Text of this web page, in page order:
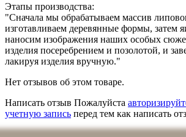
Этапы производства:
"Сначала мы обрабатываем массив
изготавливаем деревянные формы, затем
наносим изображения наших особых
изделия посеребрением и позолотой, и
лакируя изделия вручную."
Нет отзывов об этом товаре.
Написать отзыв Пожалуйста
учетную запись перед тем как написать